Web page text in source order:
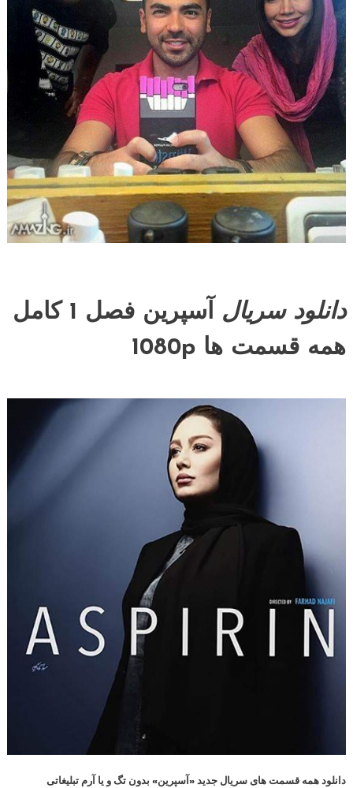
دانلود سریال
آسپرین فصل 1 کامل
همه قسمت ها 1080p
دانلود همه قسمت های سریال جدید «آسپرین» بدون تگ و یا آرم تبلیغاتی